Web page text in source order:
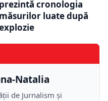
prezintă cronologia
măsurilor luate după
Natalia
de Jurnalism și